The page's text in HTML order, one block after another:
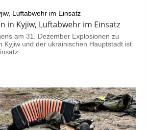
in Kyjiw, Luftabwehr im Einsatz
am 31. Dezember Explosionen zu
Kyjiw und der ukrainischen Hauptstadt ist